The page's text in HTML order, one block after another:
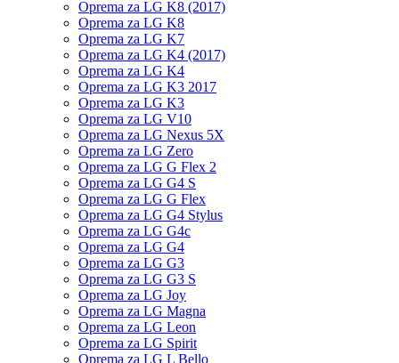
Oprema za LG K8 (2017)
Oprema za LG K8
Oprema za LG K7
Oprema za LG K4 (2017)
Oprema za LG K4
Oprema za LG K3 2017
Oprema za LG K3
Oprema za LG V10
Oprema za LG Nexus 5X
Oprema za LG Zero
Oprema za LG G Flex 2
Oprema za LG G4 S
Oprema za LG G Flex
Oprema za LG G4 Stylus
Oprema za LG G4c
Oprema za LG G4
Oprema za LG G3
Oprema za LG G3 S
Oprema za LG Joy
Oprema za LG Magna
Oprema za LG Leon
Oprema za LG Spirit
Oprema za LG L Bello